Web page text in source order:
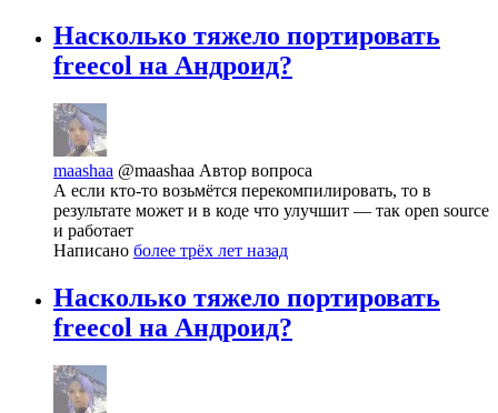
Насколько тяжело портировать
freecol на Андроид?
maashaa @maashaa Автор вопроса
А если кто-то возьмётся перекомпилировать, то в
результате может и в коде что улучшит — так open source
и работает
Написано более трёх лет назад
Насколько тяжело портировать
freecol на Андроид?